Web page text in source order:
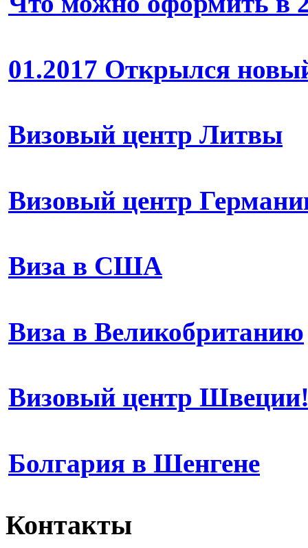
01.2017 Открылся
Визовый центр Литвы
Визовый центр
Виза в США
Виза в Великобританию
Визовый центр
Болгария в Шенгене
Контакты